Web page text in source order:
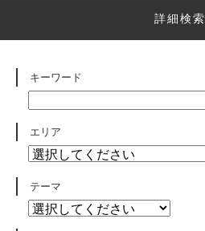
詳細検索
キーワード
エリア
テーマ